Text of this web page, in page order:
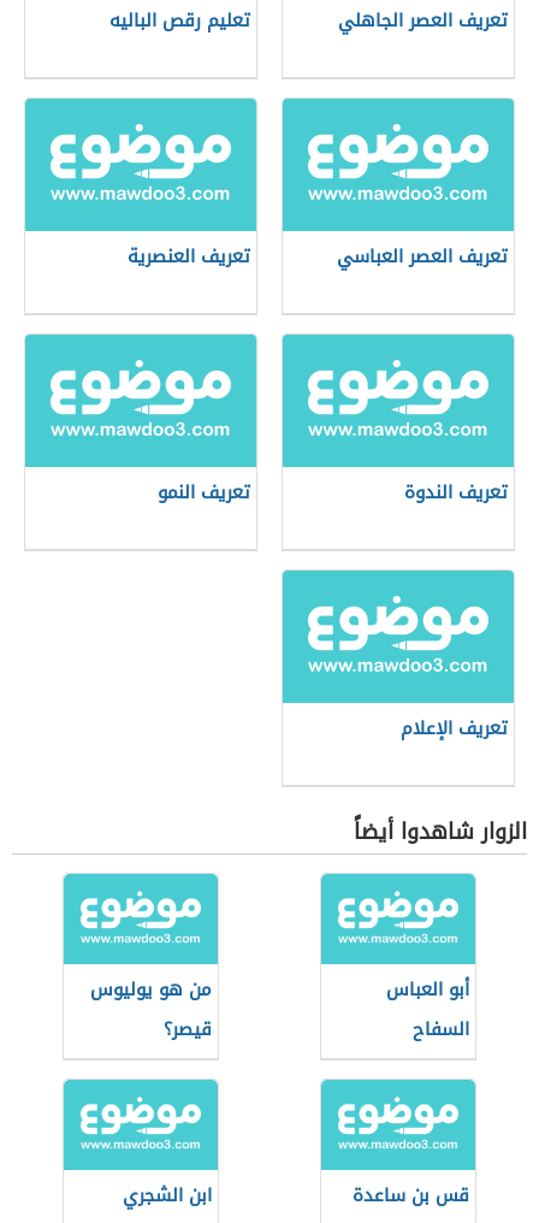
تعريف العصر الجاهلي تعليم رقص الباليه
تعريف العصر العباسي تعريف العنصرية
تعريف الندوة تعريف النمو
تعريف الإعلام
الزوار شاهدوا أيضاً
أبو العباس
السفاح
من هو يوليوس
قيصر؟
قس بن ساعدة ابن الشجري